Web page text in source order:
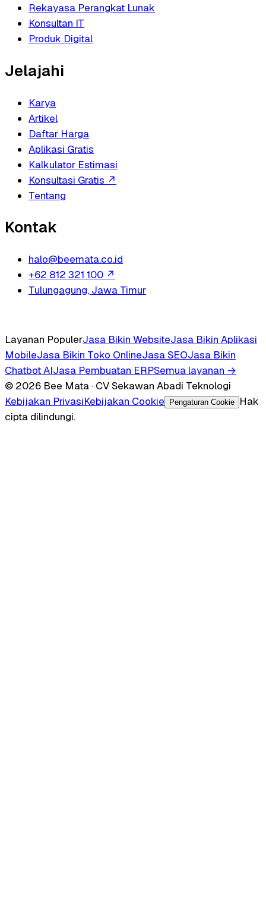
Rekayasa Perangkat Lunak
Konsultan IT
Produk Digital
Jelajahi
Karya
Artikel
Daftar Harga
Aplikasi Gratis
Kalkulator Estimasi
Konsultasi Gratis ↗
Tentang
Kontak
halo@beemata.co.id
+62 812 321 100 ↗
Tulungagung, Jawa Timur
Layanan PopulerJasa Bikin WebsiteJasa Bikin Aplikasi
MobileJasa Bikin Toko OnlineJasa SEOJasa Bikin
Chatbot AIJasa Pembuatan ERPSemua layanan →
© 2026 Bee Mata · CV Sekawan Abadi Teknologi
Kebijakan PrivasiKebijakan Cookie Pengaturan Cookie
Hak
cipta dilindungi.